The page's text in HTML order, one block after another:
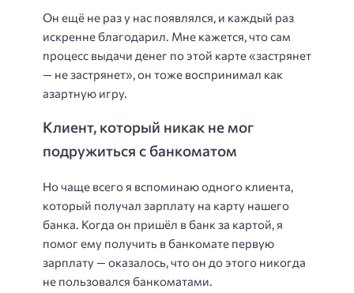
Он ещё не раз у нас появлялся, и каждый раз
искренне благодарил. Мне кажется, что сам
процесс выдачи денег по этой карте «застрянет
— не застрянет», он тоже воспринимал как
азартную игру.
Клиент, который никак не мог
подружиться с банкоматом
Но чаще всего я вспоминаю одного клиента,
который получал зарплату на карту нашего
банка. Когда он пришёл в банк за картой, я
помог ему получить в банкомате первую
зарплату — оказалось, что он до этого никогда
не пользовался банкоматами.